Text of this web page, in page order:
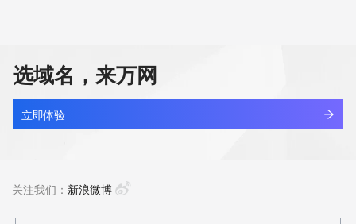
选域名，来万网
立即体验
关注我们： 新浪微博